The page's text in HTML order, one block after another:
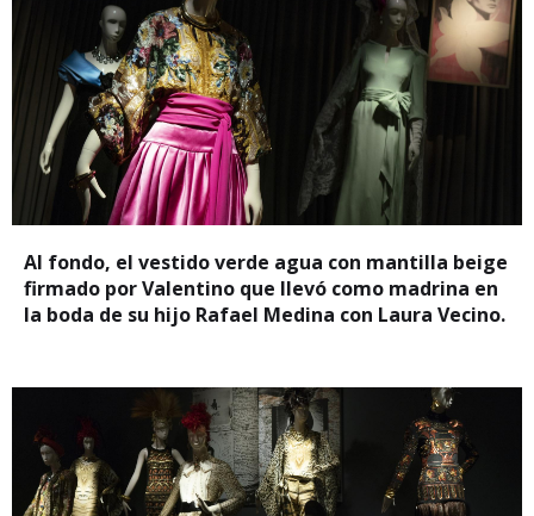
Al fondo, el vestido verde agua con mantilla beige
firmado por Valentino que llevó como madrina en
la boda de su hijo Rafael Medina con Laura Vecino.